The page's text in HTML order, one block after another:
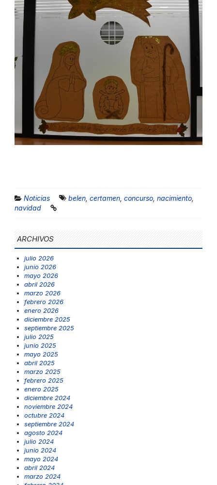
Noticias belen certamen concurso nacimiento
navidad
ARCHIVOS
julio 2026
junio 2026
mayo 2026
abril 2026
marzo 2026
febrero 2026
enero 2026
diciembre 2025
septiembre 2025
julio 2025
junio 2025
mayo 2025
abril 2025
marzo 2025
febrero 2025
enero 2025
diciembre 2024
noviembre 2024
octubre 2024
septiembre 2024
agosto 2024
julio 2024
junio 2024
mayo 2024
abril 2024
marzo 2024